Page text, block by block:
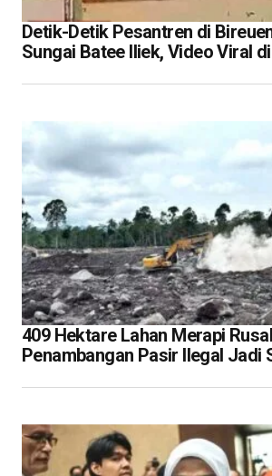
Detik-Detik Pesantren di
Sungai Batee Iliek, Video Viral
409 Hektare Lahan Merapi
Penambangan Pasir Ilegal Jadi